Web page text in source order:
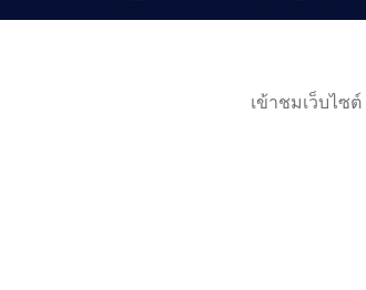
เข้าชมเว็บไซต์